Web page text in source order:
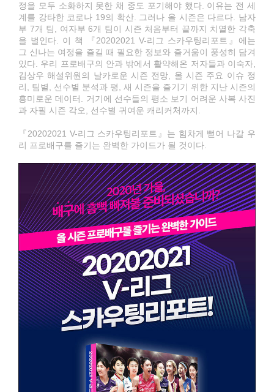
정을 모두 소화하지 못한 채 중도 포기해야 했다. 이유는 전 세
계를 강타한 코로나 19의 확산. 그러나 올 시즌은 다르다. 남자
부 7개 팀, 여자부 6개 팀이 시즌 처음부터 끝까지 치열한 각축
을 벌인다. 이 책 『20202021 V-리그 스카우팅리포트』에는
그 신나는 여정을 즐길 때 필요한 정보와 즐거움이 풍성히 담겨
있다. 우리 프로배구의 안과 밖에서 활약해온 저자들과 이숙자,
김상우 해설위원의 날카로운 시즌 전망, 올 시즌 주요 이슈 정
리, 팀별, 선수별 분석과 평, 새 시즌을 즐기기 위한 지난 시즌의
흥미로운 데이터. 거기에 선수들의 평소 보기 어려운 사복 사진
과 자필 시즌 각오, 선수별 귀여운 캐리커처까지.
『20202021 V-리그 스카우팅리포트』는 힘차게 뻗어 나갈 우
리 프로배구를 즐기는 완벽한 가이드가 될 것이다.